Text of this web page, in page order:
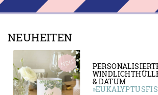
NEUHEITEN
& DATUM